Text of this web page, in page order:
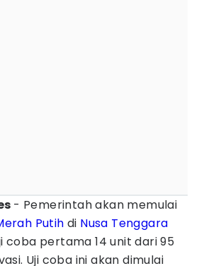
- Pemerintah akan memulai
Putih di Nusa Tenggara
coba pertama 14 unit dari 95
Uji coba ini akan dimulai